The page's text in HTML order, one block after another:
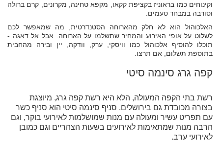
וקינוחים כמו בראוניז בקציפת קקאו, מקפא טחינה, מקרונים, קרם ברולה
וסורבה במבחר טעמים.
האלכוהול הוא לא חלק מהארוחה הסטנדרטית, מה שמאפשר לכם
לשלוט על אופי האירוע והמחיר שתשלמו על הארוחה. אבל אל דאגה -
תוכלו להוסיף אלכוהול כמו וויסקי, ערק, וודקה, יין ובירה מהחבית
בתוספת תשלום, אם תרצו.
קפה גרג סינמה סיטי
רשת בתי הקפה המעולה, הלא היא רשת קפה גרג, מיוצגת
בצורה מכובדת גם בירושלים. סניף סינמה סיטי הוא סניף כשר
עם תפריט עשיר ומעולה עם מנות שמושלמות לאירועי בוקר, וגם
הרבה מנות שמתאימות לאירועים בשעות הצהריים וגם כמובן
לאירועי ערב.